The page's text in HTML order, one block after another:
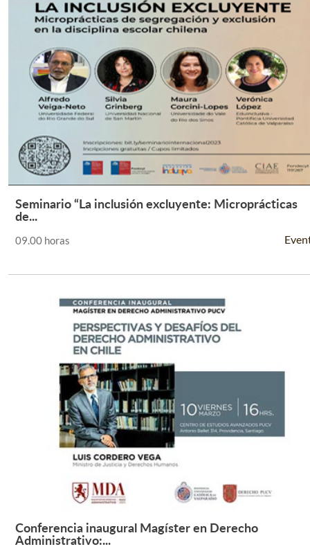
Leer Más +
Seminario “La inclusión excluyente: Microprácticas
de...
09.00 horas
Leer Más +
Conferencia inaugural Magíster en Derecho
Administrativo:...